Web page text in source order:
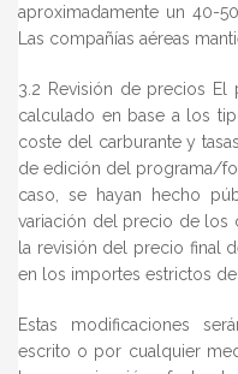
aproximadamente un 40-
Las compañías aéreas
3.2 Revisión de precios
calculado en base a los
coste del carburante y
de edición del programa/
caso, se hayan hecho
variación del precio de los
la revisión del precio final
en los importes estrictos
Estas modificaciones
escrito o por cualquier